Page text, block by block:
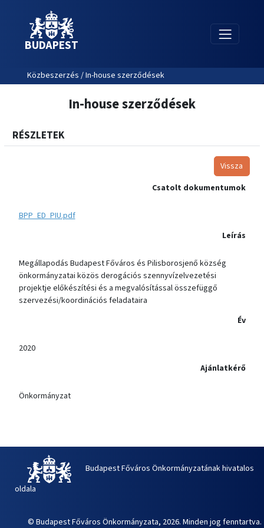
BUDAPEST
Közbeszerzés / In-house szerződések
In-house szerződések
RÉSZLETEK
Vissza
Csatolt dokumentumok
BPP_ED_PIU.pdf
Leírás
Megállapodás Budapest Főváros és Pilisborosjenő község
önkormányzatai közös derogációs szennyvízelvezetési
projektje előkészítési és a megvalósítással összefüggő
szervezési/koordinációs feladataira
Év
2020
Ajánlatkérő
Önkormányzat
Budapest Főváros Önkormányzatának hivatalos
oldala
© Budapest Főváros Önkormányzata, 2026. Minden jog fenntartva.